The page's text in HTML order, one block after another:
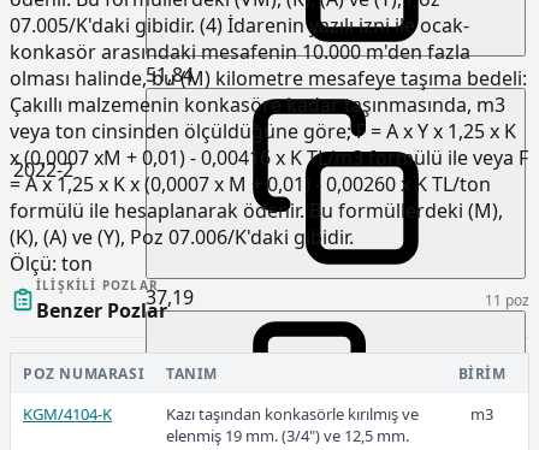
2022-2
51,84
37,19
07.005/K'daki gibidir. (4) İdarenin yazılı izni ile ocak-
konkasör arasındaki mesafenin 10.000 m'den fazla
olması halinde, bu (M) kilometre mesafeye taşıma bedeli:
Çakıllı malzemenin konkasöre kadar taşınmasında, m3
veya ton cinsinden ölçüldüğüne göre; F = A x Y x 1,25 x K
x (0,0007 xM + 0,01) - 0,00416 x K TL/m3 formülü ile veya F
= A x 1,25 x K x (0,0007 x M + 0,01) - 0,00260 x K TL/ton
formülü ile hesaplanarak ödenir. Bu formüllerdeki (M),
(K), (A) ve (Y), Poz 07.006/K'daki gibidir.
Ölçü: ton
İLIŞKILI POZLAR
Benzer Pozlar 11 poz
POZ NUMARASI TANIM BIRIM
KGM/4104-K
Kazı taşından konkasörle kırılmış ve
elenmiş 19 mm. (3/4") ve 12,5 mm.
m3